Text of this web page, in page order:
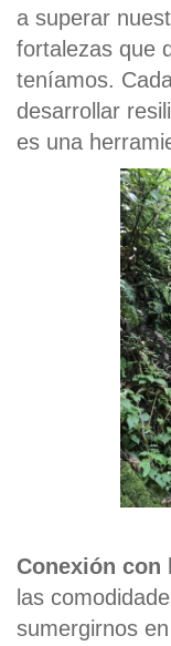
a superar
fortalezas que
teníamos.
desarrollar
es una
Conexión con
las
sumergirnos